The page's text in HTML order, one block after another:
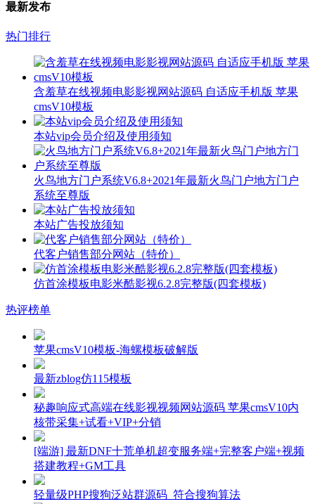
最新发布
热门排行
含羞草在线视频电影影视网站源码 自适应手机版 苹果
cmsV10模板
本站vip会员介绍及使用须知
火鸟地方门户系统V6.8+2021年最新火鸟门户地方门户
系统至尊版
本站广告投放须知
代客户销售部分网站（特价）
仿首涂模板电影米酷影视6.2.8完整版(四套模板)
热评榜单
苹果cmsV10模板-海螺模板破解版
最新zblog仿115模板
秘趣响应式高端在线影视视频网站源码 苹果cmsV10内
核带采集+试看+VIP+分销
[端游] 最新DNF十荒单机超变服务端+完整客户端+视频
搭建教程+GM工具
轻量级PHP搜狗泛站群源码_符合搜狗算法